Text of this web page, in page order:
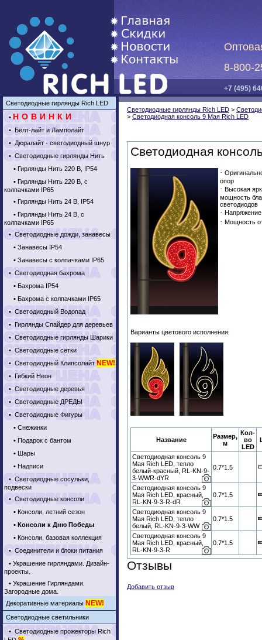
8-800-
+7 (495)
Светодиодные гирлянды Rich LED
•НОВИНКИ
•Белт-лайт и Ламполайт
•Дюралайт - светодиодный шнур
•Светодиодные гирлянды Нить
• Гирлянды Нить 220 В, IP54
• Гирлянды Нить 220 В, с
колпачками IP65
• Гирлянды Нить 24 В, IP54
• Гирлянды Нить 24 В, с
колпачками IP65
•Светодиодные дожди, занавесы
• Занавесы IP54
• Занавесы с колпачками IP65
•Светодиодная бахрома
• Бахрома IP54
• Бахрома с колпачками IP65
•Светодиодный Водопад
•Гирлянды Спайдер для деревьев
•Светодиодные гирлянды Шарики
•Светодиодные сетки
•Светодиодный Клипсолайт NEW!
•Гибкий Неон
•Светодиодные деревья
•Светодиодные ДРЕДЫ
•Светодиодные Фигуры
• Снежинки
• Подарок с бантом
• Шары
• Надписи
•Светодиодные сосульки,
подвески
•Светодиодные консоли
• Консоли, летний сезон
• Консоли к Дню Победы
• Консоли, базовая коллекция
•Соединители и блоки питания
• Украшение гирляндами. Дизайн-
проекты.
• Украшение Гирляндами.
Загородные дома.
Декоративные материалы NEW!
Светодиодные светильники
•Светодиодные прожекторы Rich
Светодиодные гирлянды Rich LED >
> Светодиодная консоль 9 Мая Rich LED
Светодиодная
·
опор
· Высокая
мощность
светодиодов
·
· Мощность
Варианты цветового исполнения:
Название
Размер,
м
Кол-
во
LED
Светодиодная консоль 9
Мая Rich LED, тепло
белый-красный, RL-KN-9-
3-WWR-dYR
0.7*1.5
Светодиодная консоль 9
Мая Rich LED, красный,
RL-KN-9-3-R-dR
0.7*1.5
Светодиодная консоль 9
Мая Rich LED, тепло
белый, RL-KN-9-3-WW
0.7*1.5
Светодиодная консоль 9
Мая Rich LED, красный,
RL-KN-9-3-R
0.7*1.5
Отзывы
Добавить отзыв